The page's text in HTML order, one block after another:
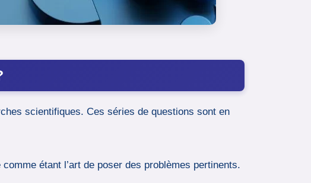
scientifiques. Ces séries de questions sont en
étant l’art de poser des problèmes pertinents.